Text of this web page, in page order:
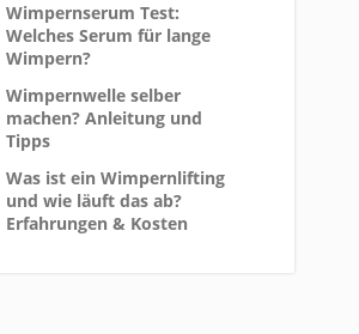
Wimpernserum Test:
Welches Serum für lange
Wimpern?
Wimpernwelle selber
machen? Anleitung und
Tipps
Was ist ein Wimpernlifting
und wie läuft das ab?
Erfahrungen & Kosten